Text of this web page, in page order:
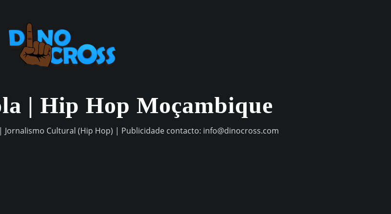
| Hip Hop Moçambique
Cultural (Hip Hop) | Publicidade contacto: info@dinocross.com